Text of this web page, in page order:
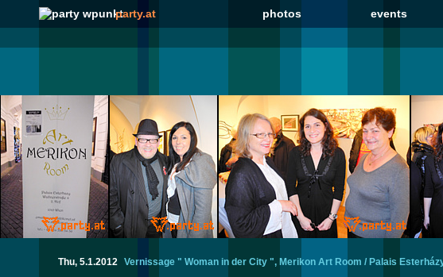
party.at photos events
Thu, 5.1.2012 Vernissage " Woman in der City ", Merikon Art Room / Palais